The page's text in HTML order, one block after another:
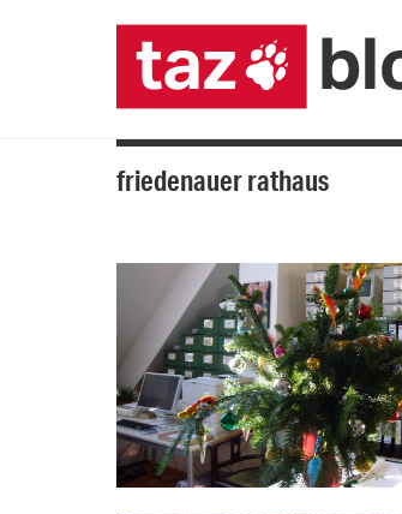
friedenauer rathaus